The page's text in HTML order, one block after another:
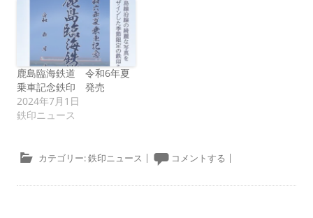
鹿島臨海鉄道 令和6年夏
乗車記念鉄印 発売
2024年7月1日
鉄印ニュース
カテゴリー:鉄印ニュース | コメントする |